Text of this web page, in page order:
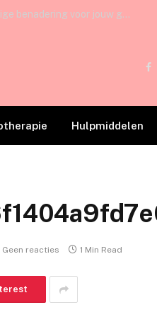
Osteopathie in Amsterdam: Een veelzijdige benadering voor jouw gezondheid
Hulpmiddelen
Geen reacties 1 Min Read